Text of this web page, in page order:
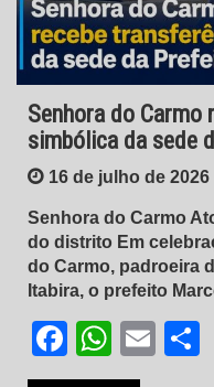
Senhora do Carmo
simbólica da sede
16 de julho de 2026
Senhora do Carmo
do distrito Em
do Carmo, padroeira
Itabira, o prefeito
Facebook